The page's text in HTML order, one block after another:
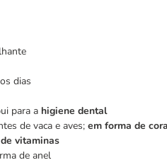
dias
para a higiene dental
de vaca e aves; em forma de
vitaminas
de anel